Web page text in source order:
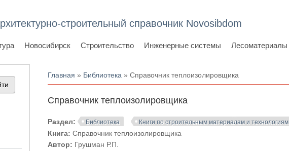
строительный справочник Novosibdom
Новосибирск Строительство Инженерные системы Лесоматериалы
Вы здесь
Главная » Библиотека » Справочник теплоизолировщика
Справочник теплоизолировщика
Раздел: Библиотека Книги по строительным материалам и технологиям
Книга:Справочник теплоизолировщика
Автор: Грушман Р.П.